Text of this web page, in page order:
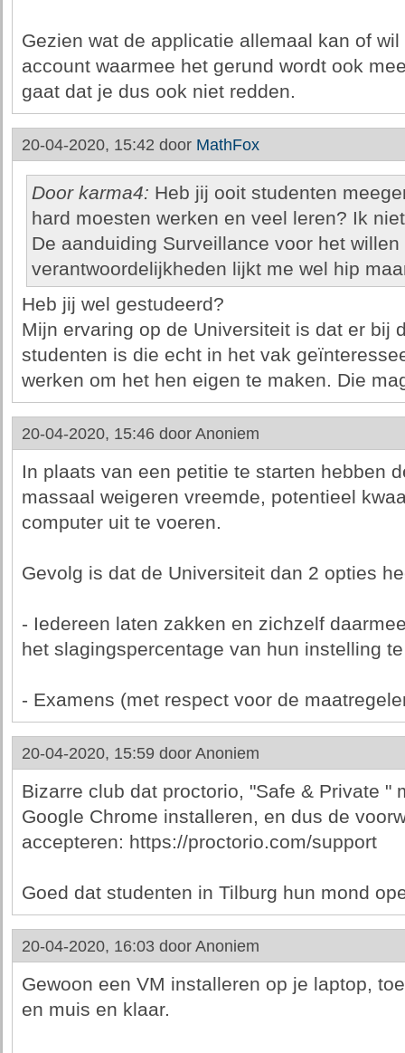
Gezien wat de applicatie allemaal kan of
account waarmee het gerund wordt ook
gaat dat je dus ook niet redden.
20-04-2020, 15:42 door MathFox
Door karma4: Heb jij ooit studenten
hard moesten werken en veel leren? Ik
De aanduiding Surveillance voor het
verantwoordelijkheden lijkt me wel hip
Heb jij wel gestudeerd?
Mijn ervaring op de Universiteit is dat er bij
studenten is die echt in het vak
werken om het hen eigen te maken. Die
20-04-2020, 15:46 door Anoniem
In plaats van een petitie te starten hebben
massaal weigeren vreemde, potentieel
computer uit te voeren.
Gevolg is dat de Universiteit dan 2 opties
- Iedereen laten zakken en zichzelf
het slagingspercentage van hun instelling
- Examens (met respect voor de
20-04-2020, 15:59 door Anoniem
Bizarre club dat proctorio, "Safe & Private "
Google Chrome installeren, en dus de
accepteren: https://proctorio.com/support
Goed dat studenten in Tilburg hun mond
20-04-2020, 16:03 door Anoniem
Gewoon een VM installeren op je laptop,
en muis en klaar.